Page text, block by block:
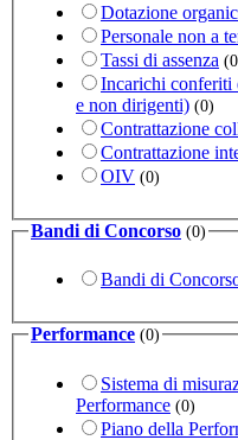
Dotazione
Personale non a
Tassi di assenza
Incarichi conferiti
e non dirigenti) (0)
Contrattazione
Contrattazione
OIV (0)
Bandi di Concorso (0)
Bandi di
Performance (0)
Sistema di
Performance (0)
Piano della